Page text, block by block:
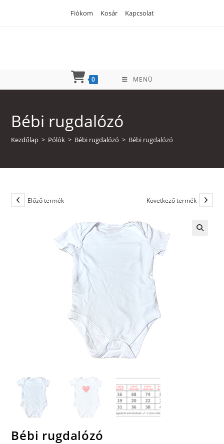
Fiókom Kosár Kapcsolat
0 MENÜ
Bébi rugdalózó
Kezdőlap > Pólók > Bébi rugdalózó > Bébi rugdalózó
Előző termék Következő termék
Bébi rugdalózó